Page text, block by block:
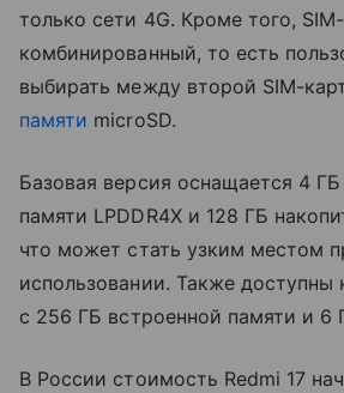
только сети 4G. Кроме того,
комбинированный, то есть
выбирать между второй SIM-
памяти microSD.
Базовая версия оснащается 4
памяти LPDDR4X и 128 ГБ
что может стать узким местом
использовании. Также доступны
с 256 ГБ встроенной памяти и 6
В России стоимость Redmi 17